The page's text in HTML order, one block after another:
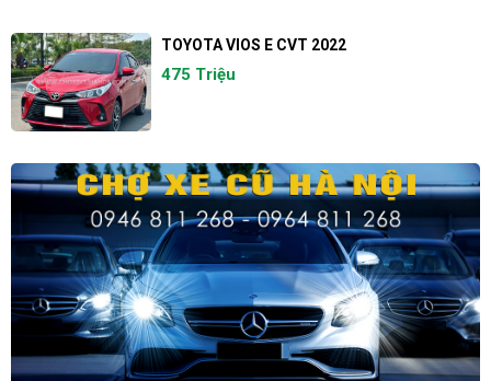
TOYOTA VIOS E CVT 2022
475 Triệu